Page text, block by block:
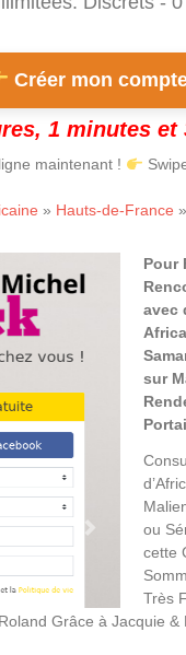
Créer mon
1 minutes et
maintenant !
» Hauts-de-France »
Pour
avec
sur
ou
cette
Très
Grâce à Jacquie &